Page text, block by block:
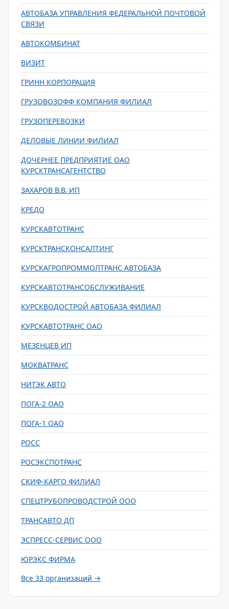
АВТОБАЗА УПРАВЛЕНИЯ ФЕДЕРАЛЬНОЙ ПОЧТОВОЙ
СВЯЗИ
АВТОКОМБИНАТ
ВИЗИТ
ГРИНН КОРПОРАЦИЯ
ГРУЗОВОЗОФФ КОМПАНИЯ ФИЛИАЛ
ГРУЗОПЕРЕВОЗКИ
ДЕЛОВЫЕ ЛИНИИ ФИЛИАЛ
ДОЧЕРНЕЕ ПРЕДПРИЯТИЕ ОАО
КУРСКТРАНСАГЕНТСТВО
ЗАХАРОВ В.В. ИП
КРЕДО
КУРСКАВТОТРАНС
КУРСКТРАНСКОНСАЛТИНГ
КУРСКАГРОПРОММОЛТРАНС АВТОБАЗА
КУРСКАВТОТРАНСОБСЛУЖИВАНИЕ
КУРСКВОДОСТРОЙ АВТОБАЗА ФИЛИАЛ
КУРСКАВТОТРАНС ОАО
МЕЗЕНЦЕВ ИП
МОКВАТРАНС
НИТЭК АВТО
ПОГА-2 ОАО
ПОГА-1 ОАО
РОСС
РОСЭКСПОТРАНС
СКИФ-КАРГО ФИЛИАЛ
СПЕЦТРУБОПРОВОДСТРОЙ ООО
ТРАНСАВТО ДП
ЭСПРЕСС-СЕРВИС ООО
ЮРЭКС ФИРМА
Все 33 организаций →